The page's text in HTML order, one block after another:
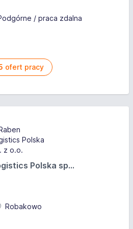
/ praca zdalna
ofert pracy
Polska sp...
Robakowo